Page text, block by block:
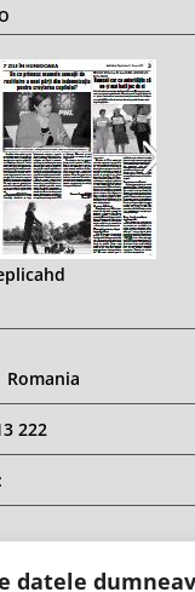
datele
222